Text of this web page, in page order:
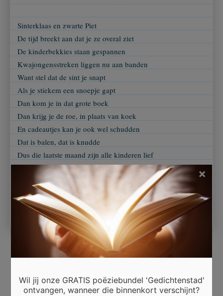
Sinterklaas en zwarte Piet
De tijd breekt aan dat je ze overal ziet
De kinderbekkies staan gespannen
Kwajongensstreken liggen nu aan banden
Want stel dat de sint je snapt
Als je stiekem een snoepje gapt
Dan kom je in dat grote boek
Dan krijg je de roe, in plaats van koek
En cadeautjes kan je ook wel schudden
Dat is balen, dat is knudde
Dus die laatste maand zijn alle kinderen lief
En zeggen dan netjes alsjeblief
Was het hele jaar maar Sinterklaas
Dan waren we eindelijk de kinderen de baas.
Wil jij onze GRATIS poëziebundel 'Gedichtenstad'
ontvangen, wanneer die binnenkort verschijnt?
×